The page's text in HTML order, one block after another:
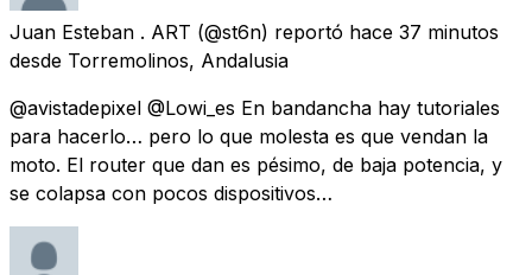
Juan Esteban . ART (@st6n) reportó hace 37 minutos
desde Torremolinos, Andalusia
@avistadepixel @Lowi_es En bandancha hay tutoriales
para hacerlo… pero lo que molesta es que vendan la
moto. El router que dan es pésimo, de baja potencia, y
se colapsa con pocos dispositivos…